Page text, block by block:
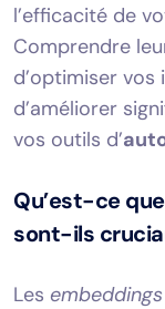
l’efficacité de
Comprendre
d’optimiser vos
d’améliorer
vos outils d’
Qu’est-ce
sont-ils
Les embeddings